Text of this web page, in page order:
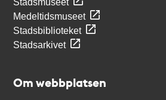
Stadsmuseet
Medeltidsmuseet
Stadsbiblioteket
Stadsarkivet
Om webbplatsen